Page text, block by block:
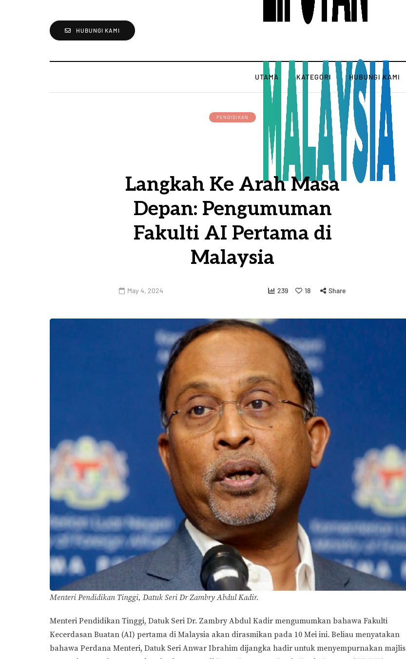
HUBUNGI KAMI
UTAMA KATEGORI HUBUNGI KAMI
PENDIDIKAN
Langkah Ke Arah Masa
Depan: Pengumuman
Fakulti AI Pertama di
Malaysia
May 4, 2024 239 18 Share
Menteri Pendidikan Tinggi, Datuk Seri Dr Zambry Abdul Kadir.
Menteri Pendidikan Tinggi, Datuk Seri Dr. Zambry Abdul Kadir mengumumkan bahawa Fakulti
Kecerdasan Buatan (AI) pertama di Malaysia akan dirasmikan pada 10 Mei ini. Beliau menyatakan
bahawa Perdana Menteri, Datuk Seri Anwar Ibrahim dijangka hadir untuk menyempurnakan majlis